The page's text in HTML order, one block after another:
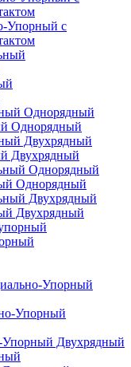
Упорный с
Однорядный
Двухрядный
Однорядный
Двухрядный
Упорный
Упорный Двухрядный